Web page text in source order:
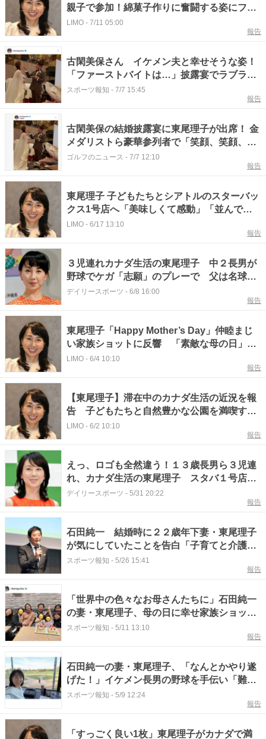
親子で参加！綿菓子作りに奮闘する姿にファ
ン注目
LIMO - 7/11 05:00
報告
古閑美保さん イケメン夫と幸せそうな姿！
「ファーストバイトは…」披露宴でラブラ
ブ…東尾理子が公開
スポーツ報知 - 7/7 15:45
報告
古閑美保の結婚披露宴に東尾理子が出席！ 金
メダリストら豪華参列者で「笑顔、笑顔、笑
顔に溢れる温かい時間でした」
ゴルフのニュース - 7/7 12:10
報告
東尾理子 子どもたちとシアトルのスターバッ
クス1号店へ「美味しくて感動」「並んでも
大満足」
LIMO - 6/17 13:10
報告
３児連れカナダ生活の東尾理子 中２長男が
野球でケガ「志願」のプレーで 父は名球会
入り名投手、２２歳上夫は俳優
デイリースポーツ - 6/8 16:00
報告
東尾理子「Happy Mother’s Day」仲睦まじ
い家族ショットに反響 「素敵な母の日」
「みなさんいい笑顔」
LIMO - 6/4 10:10
報告
【東尾理子】滞在中のカナダ生活の近況を報
告 子どもたちと自然豊かな公園を満喫する
様子に反響
LIMO - 6/2 10:10
報告
えっ、ロゴも全然違う！１３歳長男ら３児連
れ、カナダ生活の東尾理子 スタバ１号店訪
問「シアトルと言えば！」
デイリースポーツ - 5/31 20:22
報告
石田純一 結婚時に２２歳年下妻・東尾理子
が気にしていたことを告白「子育てと介護
が…」
スポーツ報知 - 5/26 15:41
報告
「世界中の色々なお母さんたちに」石田純一
の妻・東尾理子、母の日に幸せ家族ショット
を多数公開！
スポーツ報知 - 5/11 13:10
報告
石田純一の妻・東尾理子、「なんとかやり遂
げた！」イケメン長男の野球を手伝い「難し
いよね」と共感の声
スポーツ報知 - 5/9 12:24
報告
「すっごく良い1枚」東尾理子がカナダで満